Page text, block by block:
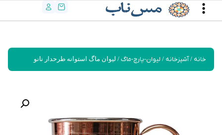
خانه /آشپزخانه / لیوان-پارچ-ماگ / لیوان ماگ استوانه طرحدار نانو